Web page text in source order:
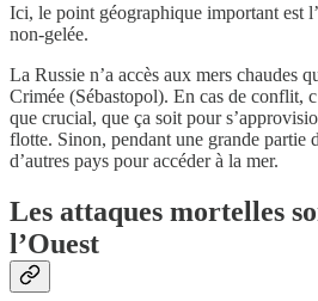
Ici, le point géographique important est
non-gelée.
La Russie n’a accès aux mers chaudes
Crimée (Sébastopol). En cas de conflit,
que crucial, que ça soit pour
flotte. Sinon, pendant une grande partie
d’autres pays pour accéder à la mer.
Les attaques mortelles
l’Ouest